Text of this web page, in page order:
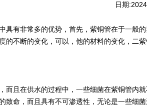
日期
具有非常多的优势，首先，紫铜管在于一般
的不断的变化，可以，他的材料的变化，二
且在供水的过程中，一些细菌在紫铜管内就
致命，而且具有不可渗透性，无论是一些细